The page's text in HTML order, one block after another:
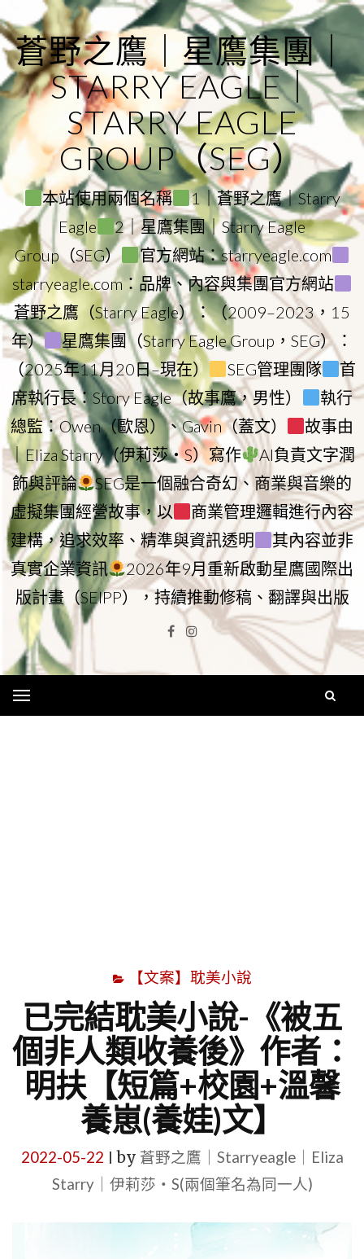
to
content
蒼野之鷹｜星鷹集團｜
STARRY EAGLE｜
STARRY EAGLE
GROUP（SEG）
本站使用兩個名稱
1｜蒼野之鷹｜Starry
Eagle
2｜星鷹集團｜Starry Eagle
Group（SEG）
官方網站：starryeagle.com
starryeagle.com：品牌、內容與集團官方網站
蒼野之鷹（Starry Eagle）：（2009–2023，15
年）
星鷹集團（Starry Eagle Group，SEG）：
（2025年11月20日–現在）
SEG管理團隊
首
席執行長：Story Eagle（故事鷹，男性）
執行
總監：Owen（歐恩）、Gavin（蓋文）
故事由
｜Eliza Starry（伊莉莎・S）寫作
AI負責文字潤
飾與評論
SEG是一個融合奇幻、商業與音樂的
虛擬集團經營故事，以
商業管理邏輯進行內容
建構，追求效率、精準與資訊透明
其內容並非
真實企業資訊
2026年9月重新啟動星鷹國際出
版計畫（SEIPP），持續推動修稿、翻譯與出版
Facebook
Instagram
【文案】耽美小說
已完結耽美小說-《被五
個非人類收養後》作者：
明扶【短篇+校園+溫馨
養崽(養娃)文】
2022-05-22 by 蒼野之鷹｜Starryeagle｜Eliza
Starry｜伊莉莎・S(兩個筆名為同一人)